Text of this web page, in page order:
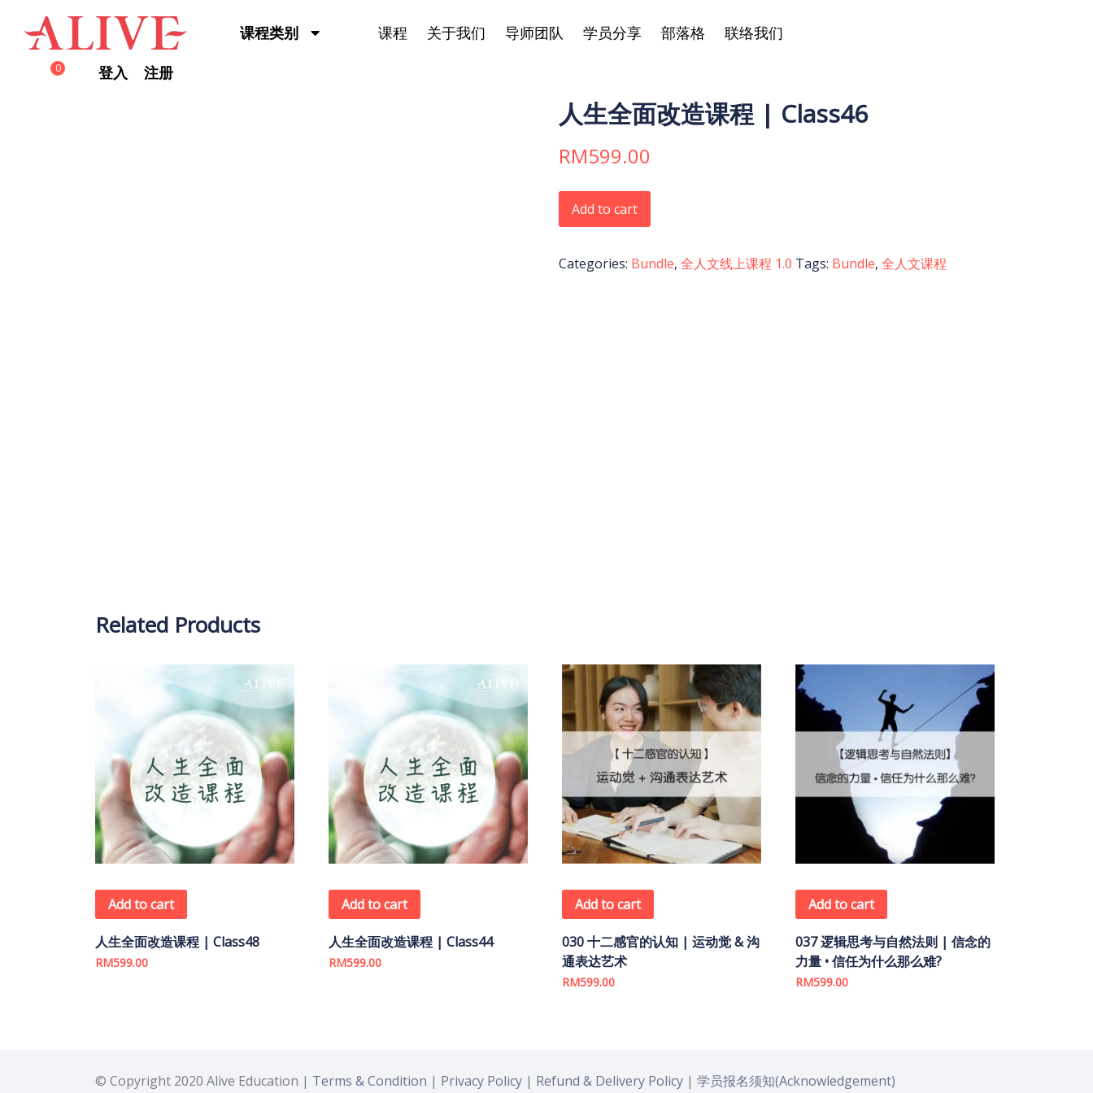
课程类别 课程 关于我们 导师团队 学员分享 部落格 联络我们
0 登入 注册
人生全面改造课程 | Class46
RM599.00
人生全面改造课程 | Class46 quantity
Add to cart
Categories: Bundle, 全人文线上课程 1.0 Tags: Bundle, 全人文课程
Related Products
Add to cart
人生全面改造课程 | Class48
RM599.00
Add to cart
人生全面改造课程 | Class44
RM599.00
Add to cart
030 十二感官的认知 | 运动觉 & 沟
通表达艺术
RM599.00
Add to cart
037 逻辑思考与自然法则 | 信念的
力量 • 信任为什么那么难?
RM599.00
© Copyright 2020 Alive Education | Terms & Condition | Privacy Policy | Refund & Delivery Policy | 学员报名须知(Acknowledgement)